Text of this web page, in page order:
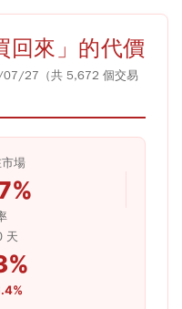
回來」的代價
27（共 5,672 個交易
場
天